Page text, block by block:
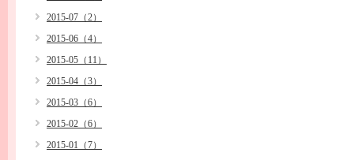
2015-07（2）
2015-06（4）
2015-05（11）
2015-04（3）
2015-03（6）
2015-02（6）
2015-01（7）